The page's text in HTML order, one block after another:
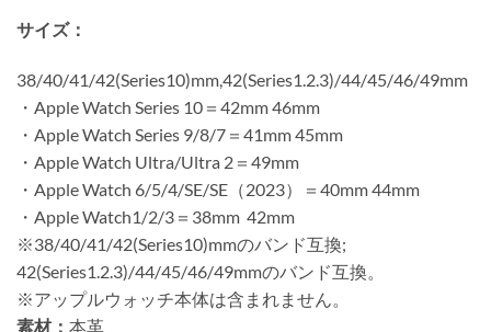
サイズ：
38/40/41/42(Series10)mm,42(Series1.2.3)/44/45/46/49mm
・Apple Watch Series 10＝42mm 46mm
・Apple Watch Series 9/8/7＝41mm 45mm
・Apple Watch Ultra/Ultra 2＝49mm
・Apple Watch 6/5/4/SE/SE（2023）＝40mm 44mm
・Apple Watch1/2/3＝38mm 42mm
※38/40/41/42(Series10)mmのバンド互換;
42(Series1.2.3)/44/45/46/49mmのバンド互換。
※アップルウォッチ本体は含まれません。
素材： 本革